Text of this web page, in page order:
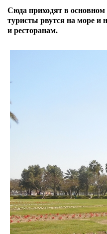
Сюда приходят в
туристы рвутся на море и
и ресторанам.